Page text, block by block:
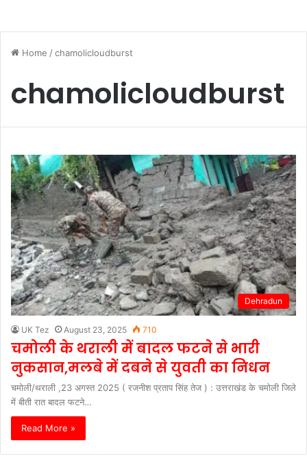
Home /chamolicloudburst
chamolicloudburst
Dehradun
UK Tez August 23, 2025 710
चमोली के थराली में बादल फटने से भारी
नुकसान,मलबे में दबने से युवती का निधन
चमोली/थराली ,23 अगस्त 2025 ( रजनीश प्रताप सिंह तेज ) : उत्तराखंड के चमोली जिले
में बीती रात बादल फटने…
Read More »